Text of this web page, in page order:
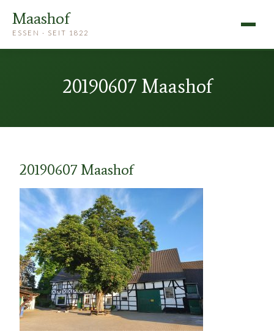
Maashof
ESSEN · SEIT 1822
20190607 Maashof
20190607 Maashof